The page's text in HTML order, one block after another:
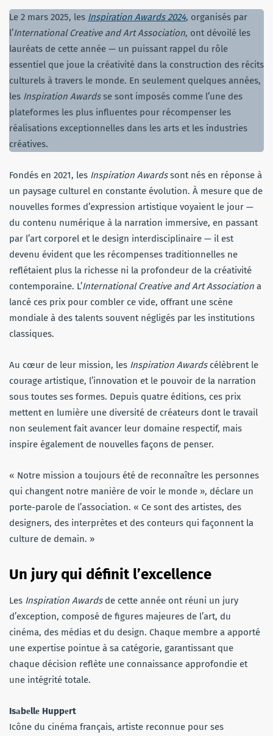
Le 2 mars 2025, les Inspiration Awards 2024, organisés par
l’International Creative and Art Association, ont dévoilé les
lauréats de cette année — un puissant rappel du rôle
essentiel que joue la créativité dans la construction des récits
culturels à travers le monde. En seulement quelques années,
les Inspiration Awardsse sont imposés comme l’une des
plateformes les plus influentes pour récompenser les
réalisations exceptionnelles dans les arts et les industries
créatives.
Fondés en 2021, les Inspiration Awardssont nés en réponse à
un paysage culturel en constante évolution. À mesure que de
nouvelles formes d’expression artistique voyaient le jour —
du contenu numérique à la narration immersive, en passant
par l’art corporel et le design interdisciplinaire — il est
devenu évident que les récompenses traditionnelles ne
reflétaient plus la richesse ni la profondeur de la créativité
contemporaine. L’International Creative and Art Association a
lancé ces prix pour combler ce vide, offrant une scène
mondiale à des talents souvent négligés par les institutions
classiques.
Au cœur de leur mission, les Inspiration Awardscélèbrent le
courage artistique, l’innovation et le pouvoir de la narration
sous toutes ses formes. Depuis quatre éditions, ces prix
mettent en lumière une diversité de créateurs dont le travail
non seulement fait avancer leur domaine respectif, mais
inspire également de nouvelles façons de penser.
« Notre mission a toujours été de reconnaître les personnes
qui changent notre manière de voir le monde », déclare un
porte-parole de l’association. « Ce sont des artistes, des
designers, des interprètes et des conteurs qui façonnent la
culture de demain. »
Un jury qui définit l’excellence
Les Inspiration Awardsde cette année ont réuni un jury
d’exception, composé de figures majeures de l’art, du
cinéma, des médias et du design. Chaque membre a apporté
une expertise pointue à sa catégorie, garantissant que
chaque décision reflète une connaissance approfondie et
une intégrité totale.
Isаbеllе Huppеrt
Icône du cinéma français, artiste reconnue pour ses